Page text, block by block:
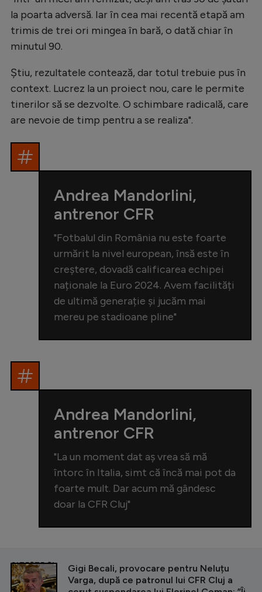
la poarta adversă. Iar în cea mai recentă etapă am
trimis de trei ori mingea în bară, o dată chiar în
minutul 90.
Știu, rezultatele contează, dar totul trebuie pus în
context. Lucrez la un proiect nou, care le permite
tinerilor să se dezvolte. O schimbare radicală, care
are nevoie de timp pentru a se realiza".
Andrea Mandorlini,
antrenor CFR
"Fotbalul din România nu este foarte
urmărit la nivel european, însă este în
creștere, dovadă calificarea echipei
naționale la Euro 2024. Avem facilități
de ultimă generație și jucăm mai
mereu pe stadioane pline"
Andrea Mandorlini,
antrenor CFR
"La un moment dat aş vrea să mă
întorc în Italia, simt că încă mai pot da
foarte mult. Dar acum mă gândesc
doar la CFR Cluj"
CITEȘTE ȘI
Gigi Becali, provocare pentru Neluțu
Varga, după ce patronul lui CFR Cluj a